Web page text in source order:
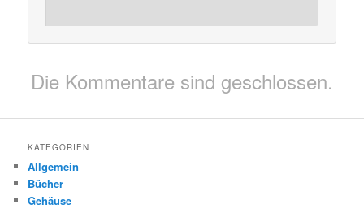
Die Kommentare sind geschlossen.
KATEGORIEN
Allgemein
Bücher
Gehäuse